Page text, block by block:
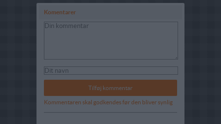
Komentarer
Kommentaren skal godkendes før den bliver synlig